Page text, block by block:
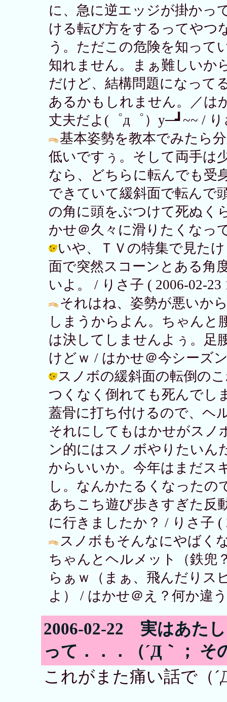
に、急に逆エッジが掛かっ
ける転び方をするってやつ
う。ただこの危険を知って
知れません。まぁ難しいか
だけど、結構問題になって
あるかもしれません。／は
丈夫だよ(゜д゜）y─┛~~ / り
基本姿勢を教本でみたら
低いですぅ。そして両手は
なら、どちらに転んでも受
できていて緩斜面で転んで
の角に頭をぶつけて死ぬく
かせ＠久々に滑りたくなっ
いや、ＴＶの特集で見た
面で突然スコーンとある角
いよ。 / りさ子 ( 2006-02-23
それはね、姿勢が悪いか
しまうからよん。ちゃんと
は決してしませんよぅ。足
けどｗ / はかせ＠今シーズ
スノボの緩斜面の転倒の
つくなく倒れても死んでし
蓋骨に打ち付けるので、ヘ
それにしてもはかせがスノ
ン的にはスノボやりたいん
からいいか。今年はまだス
し。なんかたるくなったの
あちこち遊び歩きすぎた反
に行きましたか？ / りさ子 (
スノボもそんなにやばく
ちゃんとヘルメット（鉄兜
らぁｗ（まぁ、飛んだりス
よ） / はかせ＠え？何か違
2006-02-22 実はあた
って．．．（´Д｀； そ
これがまた痛い話で（